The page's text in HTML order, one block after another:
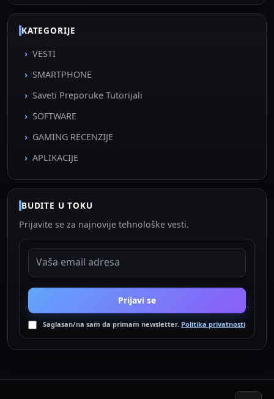
KATEGORIJE
VESTI
SMARTPHONE
Saveti Preporuke Tutorijali
SOFTWARE
GAMING RECENZIJE
APLIKACIJE
BUDITE U TOKU
Prijavite se za najnovije tehnološke vesti.
EMAIL ADRESA
Prijavi se
Saglasan/na sam da primam newsletter. Politika privatnosti